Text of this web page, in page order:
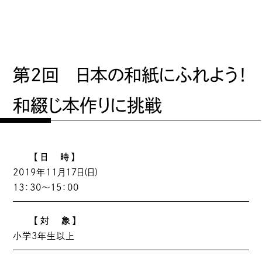
第2回 日本の和紙にふれよう！
和綴じ本作りに挑戦
【日 時】
2019年11月17日(日)
13：30～15：00
【対 象】
小学3年生以上